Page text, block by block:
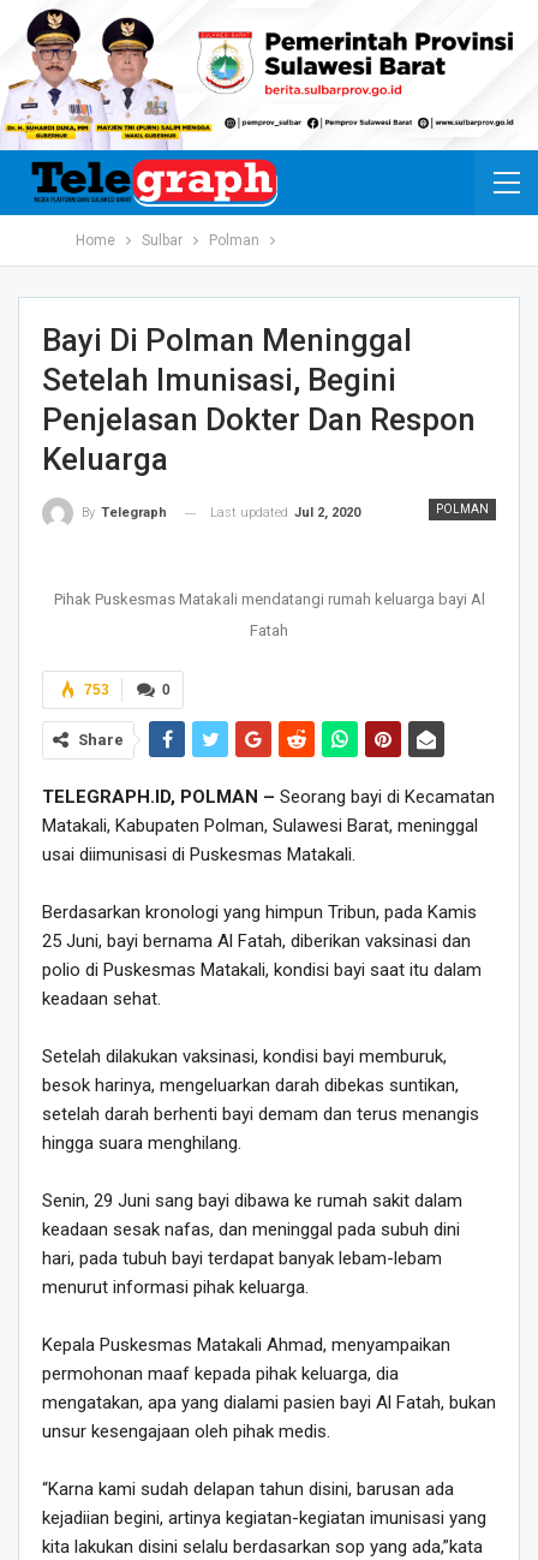
Home Sulbar Polman
Bayi Di Polman Meninggal
Setelah Imunisasi, Begini
Penjelasan Dokter Dan Respon
Keluarga
POLMAN
By Telegraph Last updated Jul 2, 2020
Pihak Puskesmas Matakali mendatangi rumah keluarga bayi Al
Fatah
0
753
Share
TELEGRAPH.ID, POLMAN – Seorang bayi di Kecamatan
Matakali, Kabupaten Polman, Sulawesi Barat, meninggal
usai diimunisasi di Puskesmas Matakali.
Berdasarkan kronologi yang himpun Tribun, pada Kamis
25 Juni, bayi bernama Al Fatah, diberikan vaksinasi dan
polio di Puskesmas Matakali, kondisi bayi saat itu dalam
keadaan sehat.
Setelah dilakukan vaksinasi, kondisi bayi memburuk,
besok harinya, mengeluarkan darah dibekas suntikan,
setelah darah berhenti bayi demam dan terus menangis
hingga suara menghilang.
Senin, 29 Juni sang bayi dibawa ke rumah sakit dalam
keadaan sesak nafas, dan meninggal pada subuh dini
hari, pada tubuh bayi terdapat banyak lebam-lebam
menurut informasi pihak keluarga.
Kepala Puskesmas Matakali Ahmad, menyampaikan
permohonan maaf kepada pihak keluarga, dia
mengatakan, apa yang dialami pasien bayi Al Fatah, bukan
unsur kesengajaan oleh pihak medis.
“Karna kami sudah delapan tahun disini, barusan ada
kejadiian begini, artinya kegiatan-kegiatan imunisasi yang
kita lakukan disini selalu berdasarkan sop yang ada,”kata